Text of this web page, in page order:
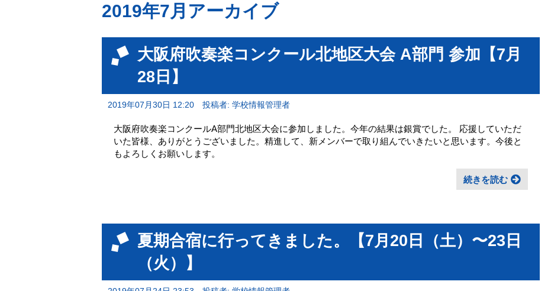
2019年7月アーカイブ
大阪府吹奏楽コンクール北地区大会 A部門 参加【7月
28日】
2019年07月30日 12:20 投稿者: 学校情報管理者
大阪府吹奏楽コンクールA部門北地区大会に参加しました。今年の結果は銀賞でした。 応援していただ
いた皆様、ありがとうございました。精進して、新メンバーで取り組んでいきたいと思います。今後と
もよろしくお願いします。
続きを読む
夏期合宿に行ってきました。【7月20日（土）〜23日
（火）】